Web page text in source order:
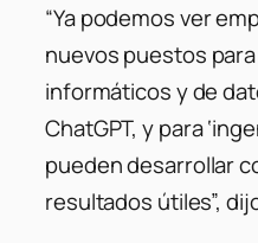
“Ya podemos ver
nuevos puestos
informáticos y de
ChatGPT, y para
pueden desarrollar
resultados útiles”,